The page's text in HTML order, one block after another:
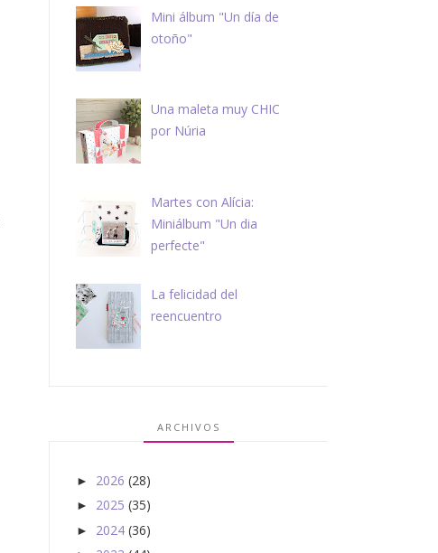
Mini álbum "Un día de
otoño"
Una maleta muy CHIC
por Núria
Martes con Alícia:
Miniálbum "Un dia
perfecte"
La felicidad del
reencuentro
ARCHIVOS
► 2026 (28)
► 2025 (35)
► 2024 (36)